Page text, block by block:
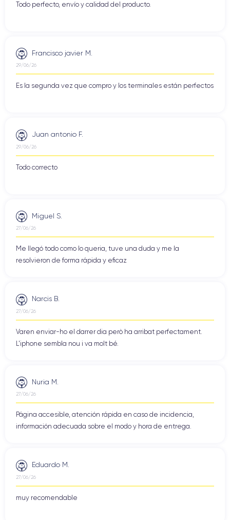
Todo perfecto, envío y calidad del producto.
Francisco javier M.
29/06/26
Es la segunda vez que compro y los terminales están perfectos
Juan antonio F.
29/06/26
Todo correcto
Miguel S.
27/06/26
Me llegó todo como lo queria, tuve una duda y me la
resolvieron de forma rápida y eficaz
Narcis B.
27/06/26
Varen enviar-ho el darrer dia però ha arribat perfectament.
L'iphone sembla nou i va molt bé.
Nuria M.
27/06/26
Página accesible, atención rápida en caso de incidencia,
información adecuada sobre el modo y hora de entrega.
Eduardo M.
27/06/26
muy recomendable